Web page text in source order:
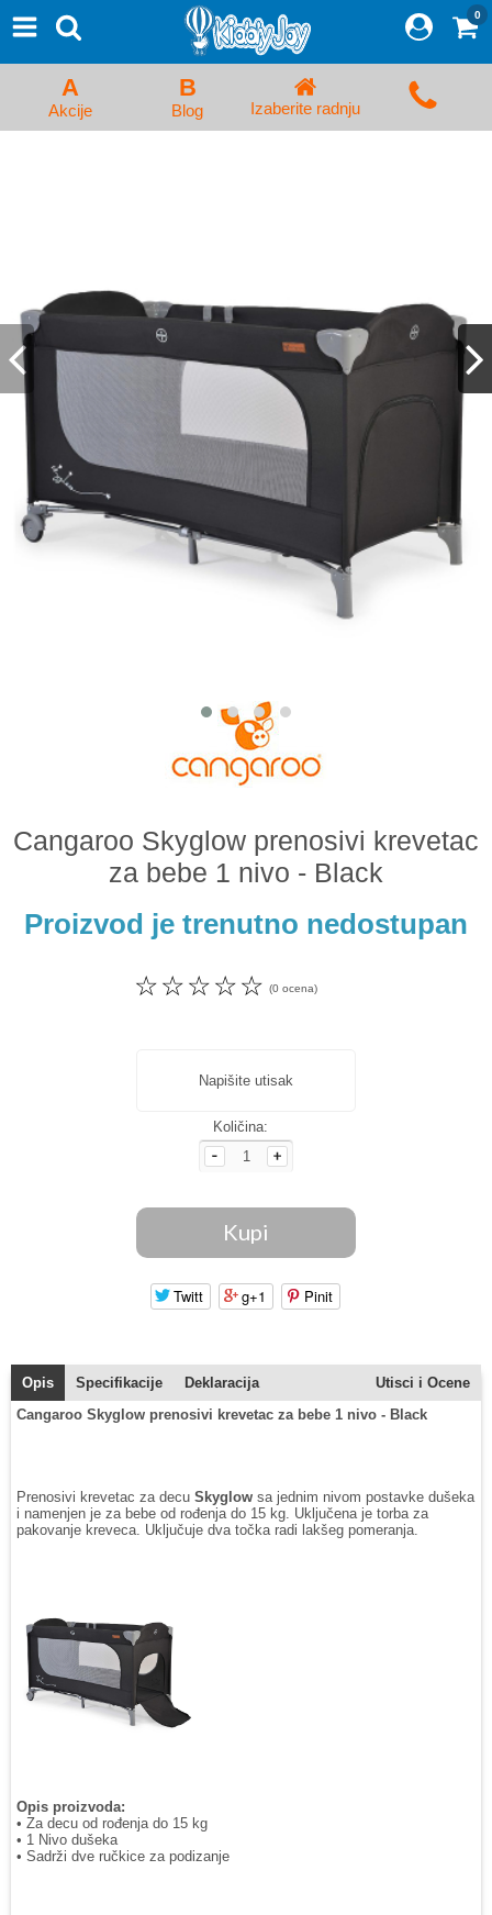
Proizvodi
Početna Prijava/Registracija
Kolica za bebe i dečija kolica
Kadice, noše i adapteri
Hranilice, flašice i cucle
Monitori, Ogradice i tricikli
Posteljine, vrećice i baldahini
Odeća i obuća
0
A
Akcije
B
Blog Izaberite radnju
Cangaroo Skyglow prenosivi krevetac
za bebe 1 nivo - Black
Proizvod je trenutno nedostupan
☆
☆
☆
☆
☆ (0 ocena)
Napišite utisak
Količina:
Twitt g+1 Pinit
Opis Specifikacije Deklaracija
Utisci i Ocene
Cangaroo Skyglow prenosivi krevetac za bebe 1 nivo - Black
Prenosivi krevetac za decu Skyglow sa jednim nivom postavke dušeka
i namenjen je za bebe od rođenja do 15 kg. Uključena je torba za
pakovanje kreveca. Uključuje dva točka radi lakšeg pomeranja.
Opis proizvoda:
• Za decu od rođenja do 15 kg
• 1 Nivo dušeka
• Sadrži dve ručkice za podizanje